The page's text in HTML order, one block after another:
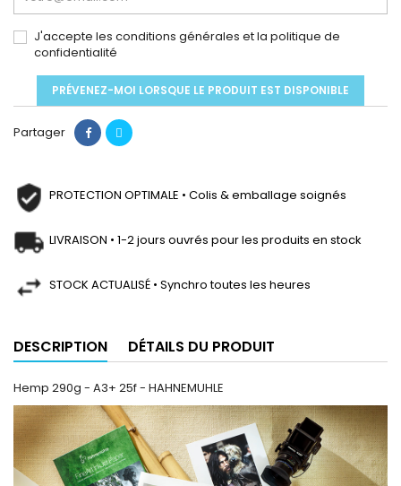
J'accepte les conditions générales et la politique de
confidentialité
PRÉVENEZ-MOI LORSQUE LE PRODUIT EST DISPONIBLE
Partager
PROTECTION OPTIMALE • Colis & emballage soignés
LIVRAISON • 1-2 jours ouvrés pour les produits en stock
STOCK ACTUALISÉ • Synchro toutes les heures
DESCRIPTION DÉTAILS DU PRODUIT
Hemp 290g - A3+ 25f - HAHNEMUHLE